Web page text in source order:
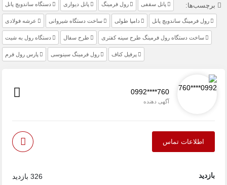
برچسب‌ها: پانل سقفی رول فرمینگ پانل دیواری دستگاه ساندویچ پانل
رول فرمینگ ساندویچ پانل دامپا طولی ساخت دستگاه شیروانی عرشه فولادی
ساخت دستگاه رول فرمینگ طرح سینه کفتری طرح سفال دستگاه رول به شیت
پرفیل کناف رول فرمینگ سینوسی پارس رول فرم
0992****760
آگهی دهنده
اطلاعات تماس
بازدید 326 بازدید